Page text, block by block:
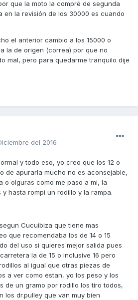
que la moto la compré de segunda
en la revisión de los 30000 es cuando
el anterior cambio a los 15000 o
la de origen (correa) por que no
mal, pero para quedarme tranquilo dije
del 2016
y todo eso, yo creo que los 12 o
de apurarla mucho no es aconsejable,
o olguras como me paso a mi, la
hasta rompi un rodillo y la rampa.
Cucuibiza que tiene mas
que recomendaba los de 14 o 15
del uso si quieres mejor salida pues
la de 15 o inclusive 16 pero
al igual que otras piezas de
a ver como estan, yo los peso y los
de un gramo por rodillo los tiro todos,
los dr.pulley que van muy bien